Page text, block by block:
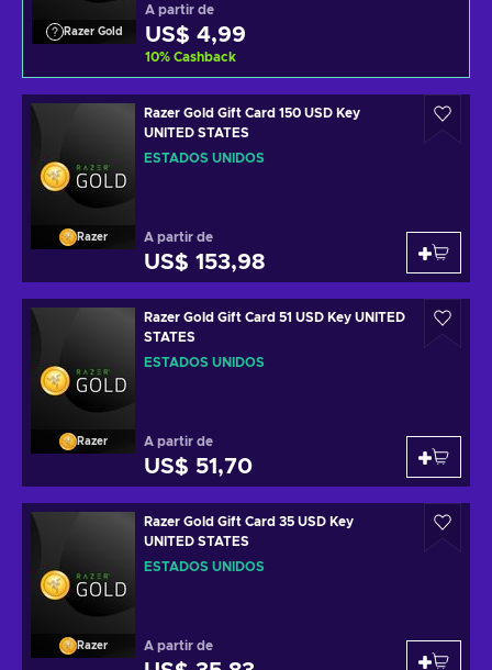
Razer Gold
A partir de
US$ 4,99
10% Cashback
Razer
Razer Gold Gift Card 150 USD Key
UNITED STATES
ESTADOS UNIDOS
A partir de
US$ 153,98
Razer
Razer Gold Gift Card 51 USD Key UNITED
STATES
ESTADOS UNIDOS
A partir de
US$ 51,70
Razer
Razer Gold Gift Card 35 USD Key
UNITED STATES
ESTADOS UNIDOS
A partir de